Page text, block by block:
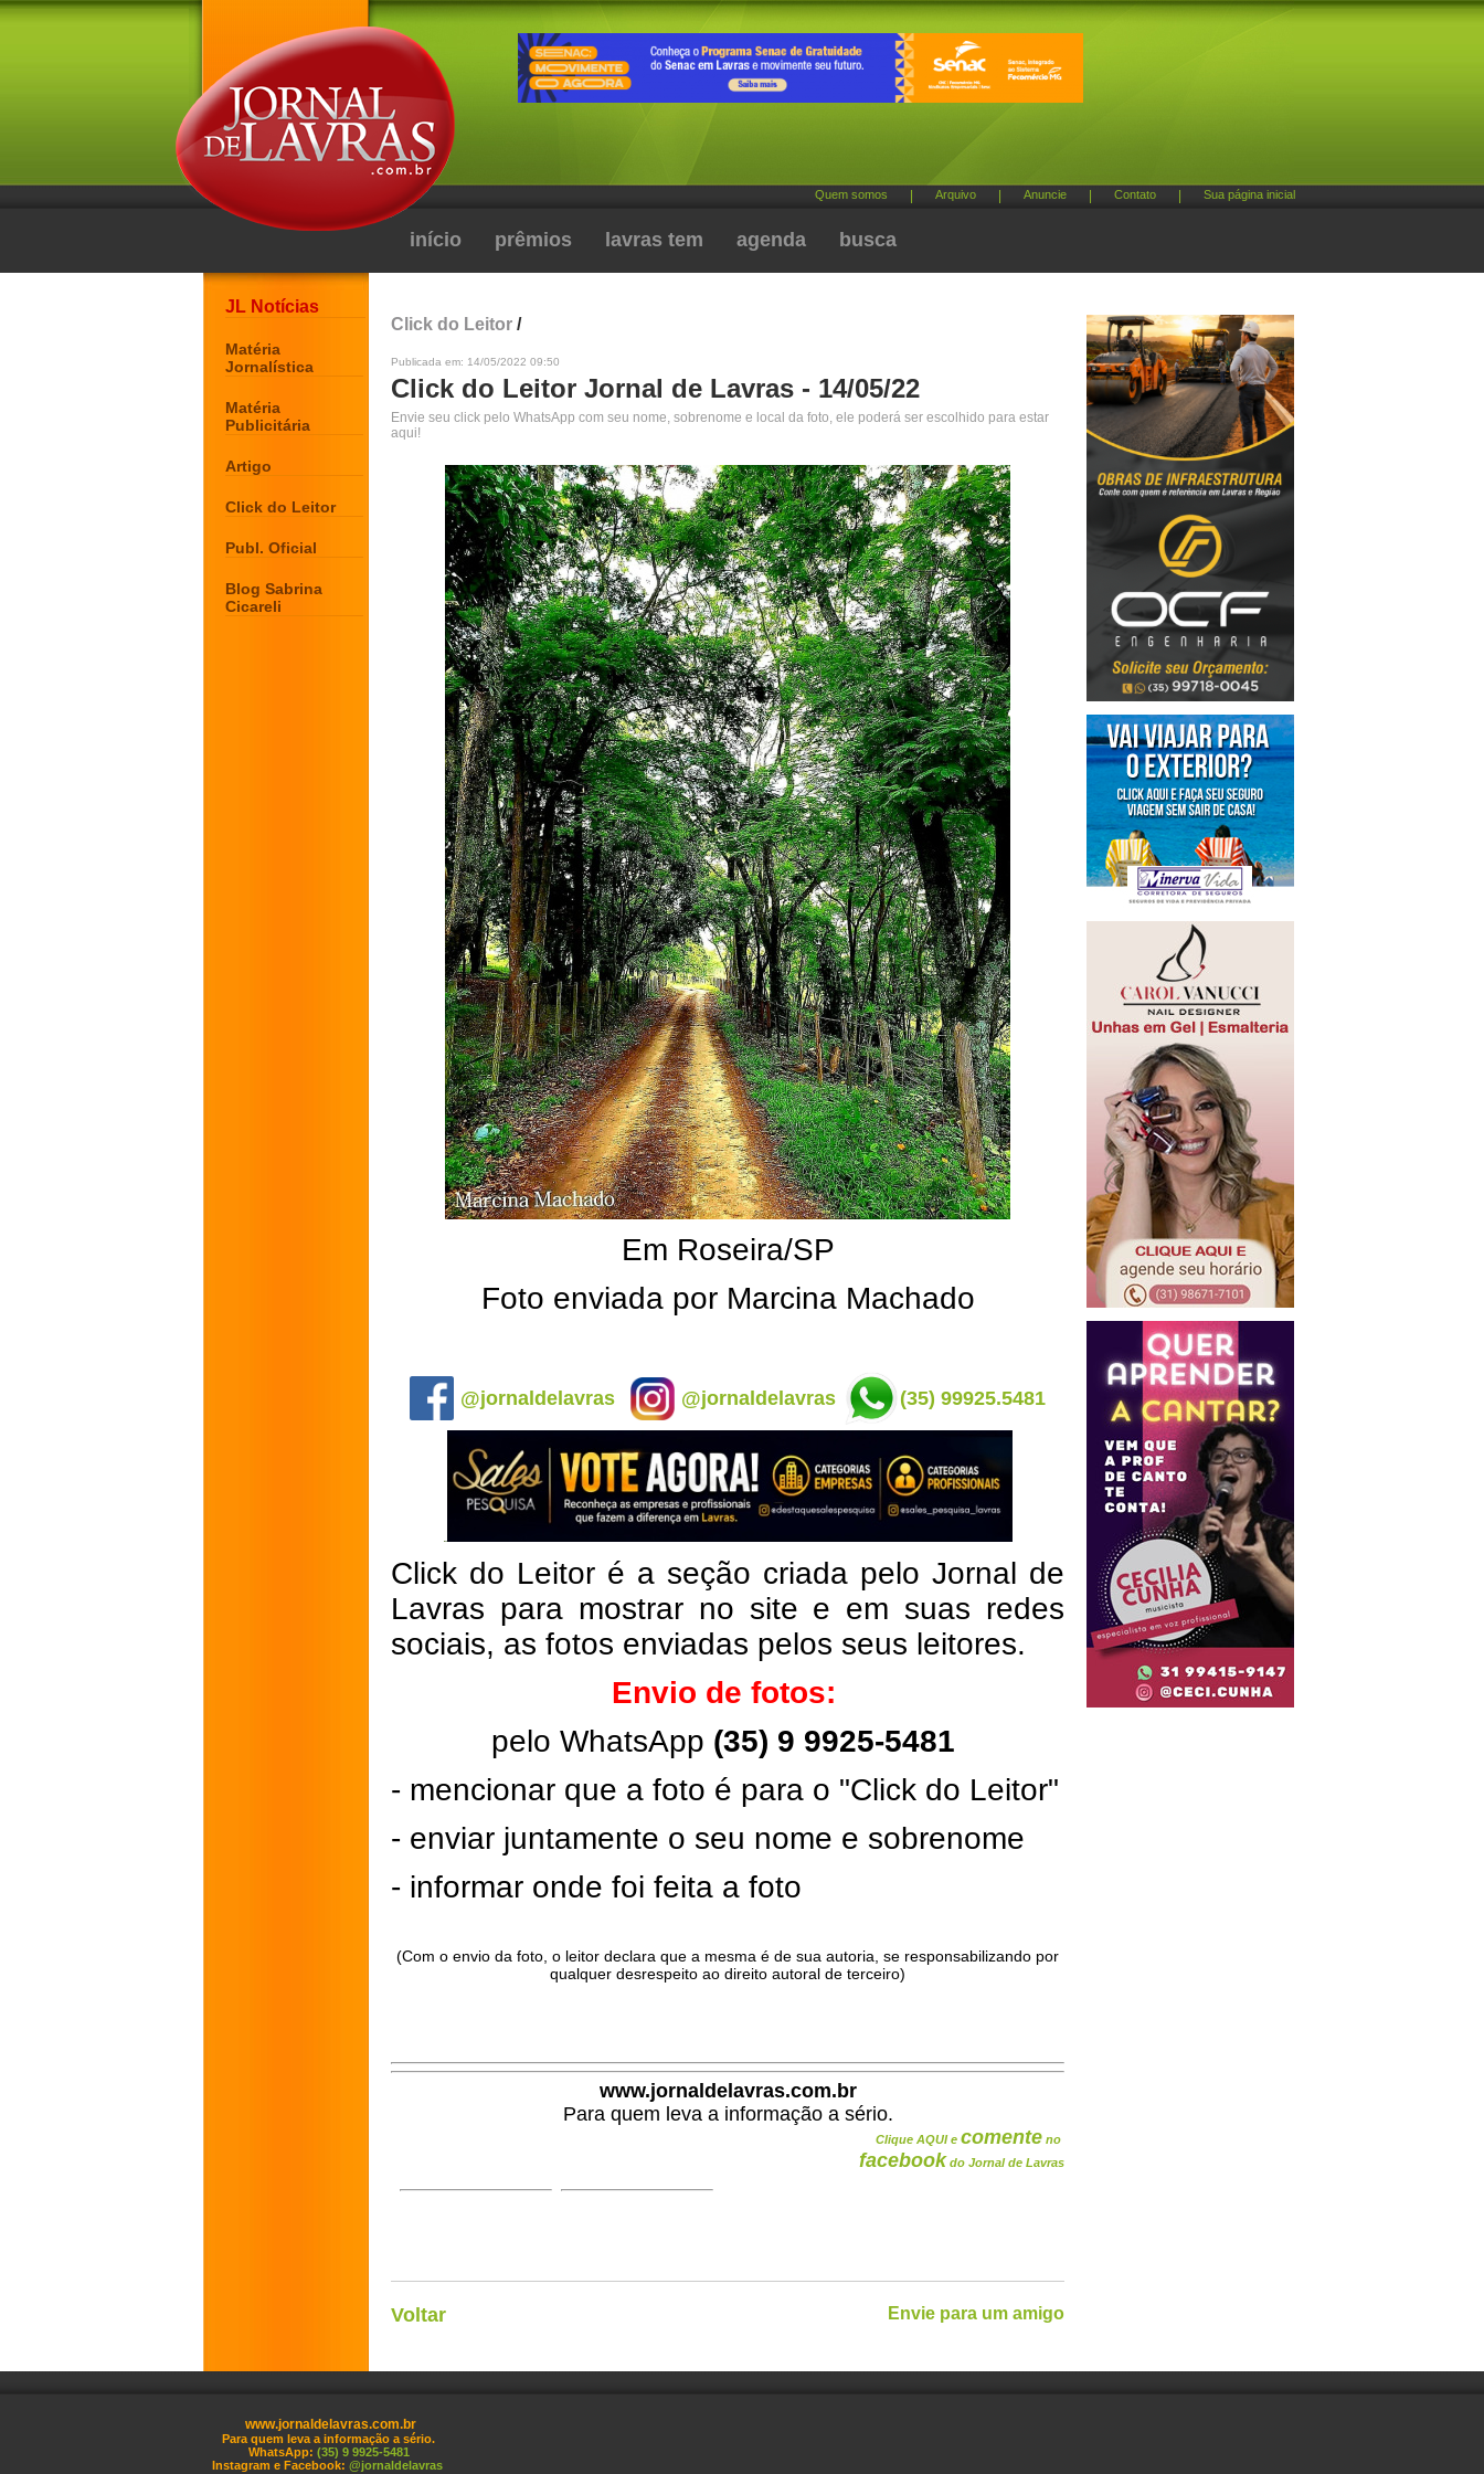
Quem somos Arquivo Anuncie Contato Sua página inicial
início prêmios lavras tem agenda busca
JL Notícias
Matéria
Jornalística
Matéria
Publicitária
Artigo
Click do Leitor
Publ. Oficial
Blog Sabrina
Cicareli
Click do Leitor /
Publicada em: 14/05/2022 09:50
Click do Leitor Jornal de Lavras - 14/05/22
Envie seu click pelo WhatsApp com seu nome, sobrenome e local da foto, ele poderá ser escolhido para estar
aqui!
Em Roseira/SP
Foto enviada por Marcina Machado
@jornaldelavras @jornaldelavras (35) 99925.5481
Click do Leitor é a seção criada pelo Jornal de
Lavras para mostrar no site e em suas redes
sociais, as fotos enviadas pelos seus leitores.
Envio de fotos:
pelo WhatsApp (35) 9 9925-5481
- mencionar que a foto é para o "Click do Leitor"
- enviar juntamente o seu nome e sobrenome
- informar onde foi feita a foto
(Com o envio da foto, o leitor declara que a mesma é de sua autoria, se responsabilizando por
qualquer desrespeito ao direito autoral de terceiro)
www.jornaldelavras.com.br
Para quem leva a informação a sério.
Clique AQUI e comente no
facebook do Jornal de Lavras
Voltar Envie para um amigo
www.jornaldelavras.com.br
Para quem leva a informação a sério.
WhatsApp: (35) 9 9925-5481
Instagram e Facebook: @jornaldelavras